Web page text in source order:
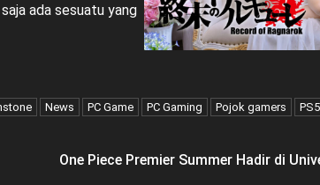
ada sesuatu yang
News PC Game PC Gaming Pojok gamers PS5
One Piece Premier Summer Hadir di